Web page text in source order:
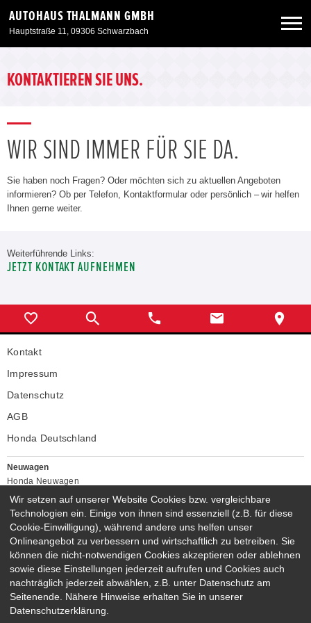
AUTOHAUS THALMANN GMBH
Hauptstraße 11, 09306 Schwarzbach
Angebote
Service & Zubehör
KONTAKTIEREN SIE UNS.
WIR SIND IMMER FÜR SIE DA.
Sie haben noch Fragen? Oder möchten sich zu aktuellen Angeboten
informieren? Ob per Telefon, Kontaktformular oder persönlich – wir helfen
Ihnen gerne weiter.
Weiterführende Links:
JETZT KONTAKT AUFNEHMEN
Kontakt
Impressum
Datenschutz
AGB
Honda Deutschland
Neuwagen
Honda Neuwagen
Gebrauchtwagen
Honda Gebrauchtwagen
Honda Vorführwagen
Gesamtbestand
NEUWAGENMODELLE
HONDA NSX
HONDA JAZZ E:HEV
HONDA CIVIC E:HEV
HONDA PRELUDE E:HEV
Wir setzen auf unserer Website Cookies bzw. vergleichbare
Technologien ein. Einige von ihnen sind essenziell (z.B. für diese
Cookie-Einwilligung), während andere uns helfen unser
Onlineangebot zu verbessern und wirtschaftlich zu betreiben. Sie
können die nicht-notwendigen Cookies akzeptieren oder ablehnen
sowie diese Einstellungen jederzeit aufrufen und Cookies auch
nachträglich jederzeit abwählen, z.B. unter Datenschutz am
Seitenende. Nähere Hinweise erhalten Sie in unserer
Datenschutzerklärung.